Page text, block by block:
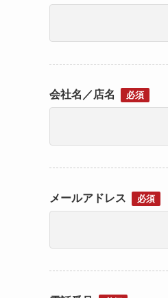
会社名／店名 必須
メールアドレス 必須